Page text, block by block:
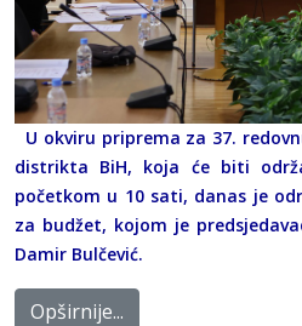
U okviru priprema za 37.
distrikta BiH, koja će biti
početkom u 10 sati, danas je
za budžet, kojom je
Damir Bulčević.
Opširnije...